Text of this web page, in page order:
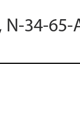
N-34-65-